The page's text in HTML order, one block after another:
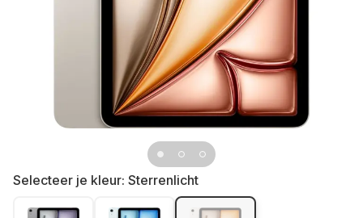
Selecteer je kleur: Sterrenlicht